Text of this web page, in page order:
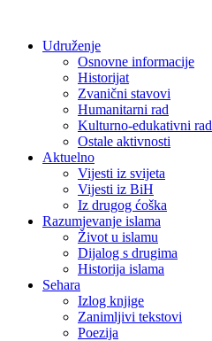
Udruženje
Osnovne informacije
Historijat
Zvanični stavovi
Humanitarni rad
Kulturno-edukativni rad
Ostale aktivnosti
Aktuelno
Vijesti iz svijeta
Vijesti iz BiH
Iz drugog ćoška
Razumjevanje islama
Život u islamu
Dijalog s drugima
Historija islama
Sehara
Izlog knjige
Zanimljivi tekstovi
Poezija